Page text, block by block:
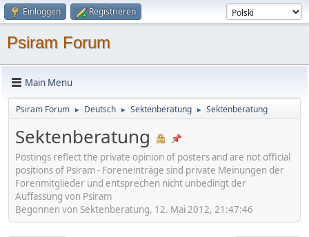
Einloggen Registrieren
Psiram Forum
Main Menu
Psiram Forum ► Deutsch ► Sektenberatung ► Sektenberatung
Sektenberatung
Postings reflect the private opinion of posters and are not official
positions of Psiram - Foreneinträge sind private Meinungen der
Forenmitglieder und entsprechen nicht unbedingt der
Auffassung von Psiram
Begonnen von Sektenberatung, 12. Mai 2012, 21:47:46